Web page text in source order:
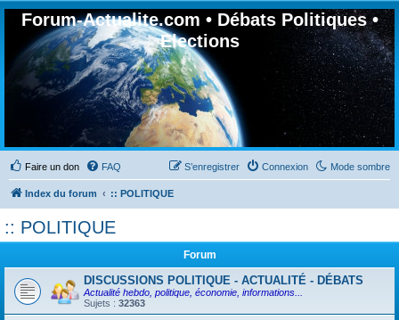
Forum-Actualite.com • Débats Politiques •
Elections
Faire un don Mode sombre
FAQ Connexion
S’enregistrer
Index du forum :: POLITIQUE
:: POLITIQUE
Forum
DISCUSSIONS POLITIQUE - ACTUALITÉ - DÉBATS
Actualité hebdo, politique, économie, informations...
Sujets : 32363